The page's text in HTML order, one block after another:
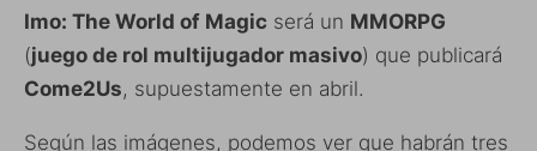
Imo: The World of Magic será un MMORPG
(juego de rol multijugador masivo) que publicará
Come2Us, supuestamente en abril.
Según las imágenes, podemos ver que habrán tres